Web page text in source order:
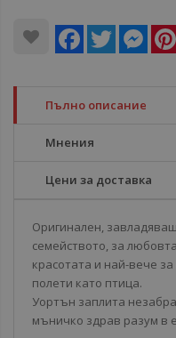
Facebook
Twitter
Пълно описание
Мнения
Цени за доставка
Оригинален,
семейството, за
красотата и най-вече
полети като птица.
Уортън заплита
мъничко здрав разум в